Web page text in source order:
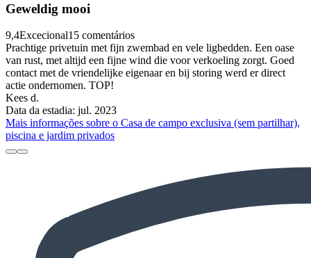
Geweldig mooi
9,4Excecional15 comentários
Prachtige privetuin met fijn zwembad en vele ligbedden. Een oase
van rust, met altijd een fijne wind die voor verkoeling zorgt. Goed
contact met de vriendelijke eigenaar en bij storing werd er direct
actie ondernomen. TOP!
Kees d.
Data da estadia: jul. 2023
Mais informações sobre o Casa de campo exclusiva (sem partilhar),
piscina e jardim privados